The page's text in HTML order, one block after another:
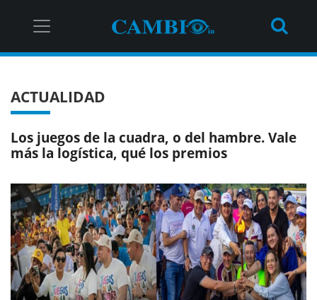
ACTUALIDAD
Los juegos de la cuadra, o del hambre. Vale
más la logística, qué los premios